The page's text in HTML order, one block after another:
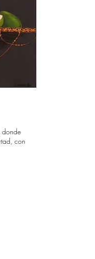
donde
con